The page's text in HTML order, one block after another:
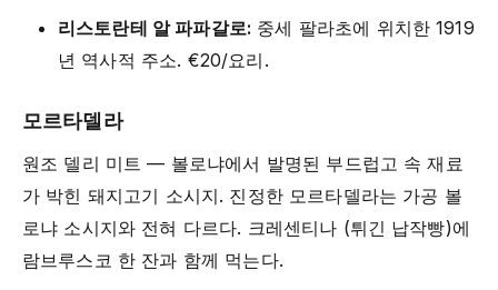
리스토란테 알 파파갈로: 중세 팔라초에 위치한 1919
년 역사적 주소. €20/요리.
모르타델라
원조 델리 미트 — 볼로냐에서 발명된 부드럽고 속 재료
가 박힌 돼지고기 소시지. 진정한 모르타델라는 가공 볼
로냐 소시지와 전혀 다르다. 크레센티나 (튀긴 납작빵)에
람브루스코 한 잔과 함께 먹는다.